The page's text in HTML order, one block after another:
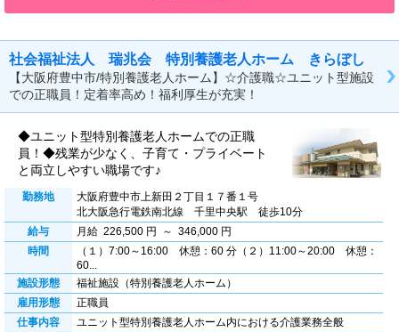
社会福祉法人 瑞兆会 特別養護老人ホーム きらぼし
【大阪府豊中市/特別養護老人ホーム】☆介護職☆ユニット型施設
での正職員！定着率高め！福利厚生が充実！
◆ユニット型特別養護老人ホームでの正職
員！◆残業が少なく、子育て・プライベート
と両立しやすい職場です♪
勤務地
大阪府豊中市上新田２丁目１７番１号
北大阪急行電鉄南北線 千里中央駅 徒歩10分
給与
月給 226,500 円 ～ 346,000 円
時間
（１）7:00～16:00 休憩：60 分（２）11:00～20:00 休憩：
60...
施設形態
福祉施設（特別養護老人ホーム）
雇用形態
正職員
仕事内容
ユニット型特別養護老人ホーム内における介護業務全般